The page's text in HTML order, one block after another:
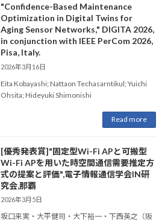
"Confidence-Based Maintenance
Optimization in Digital Twins for
Aging Sensor Networks," DIGITA 2026,
in conjunction with IEEE PerCom 2026,
Pisa, Italy.
2026年3月16日
Eita Kobayashi; Nattaon Techasarntikul; Yuichi
Ohsita; Hideyuki Shimonishi
Read more
[優秀発表賞]"固定型Wi-Fi APと可搬型
Wi-Fi APを用いた時空間通信需要推定方
式の提案と評価",電子情報通信学会IN研
究会,那覇
2026年3月5日
坂口来実・大平健司・大下裕一・下西英之（阪